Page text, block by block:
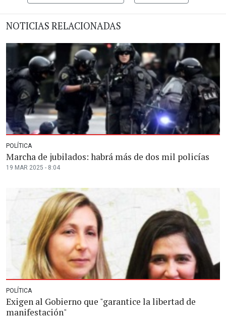
NOTICIAS RELACIONADAS
POLÍTICA
Marcha de jubilados: habrá más de dos mil policías
19 MAR 2025 - 8:04
POLÍTICA
Exigen al Gobierno que "garantice la libertad de
manifestación"